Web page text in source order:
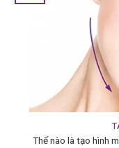
Thế nào là tạo hình